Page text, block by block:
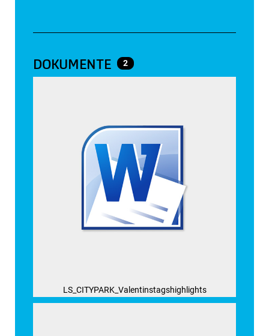
DOKUMENTE 2
LS_CITYPARK_Valentinstagshighlights